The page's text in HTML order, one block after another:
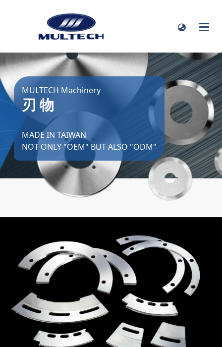
MULTECH Machinery
刃 物
MADE IN TAIWAN
NOT ONLY "OEM" BUT ALSO "ODM"